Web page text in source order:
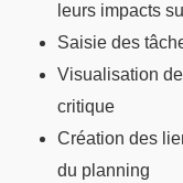
leurs impacts
Saisie des
Visualisation
critique
Création des
du planning